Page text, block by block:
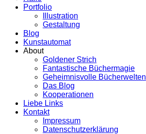
Portfolio
Illustration
Gestaltung
Blog
Kunstautomat
About
Goldener Strich
Fantastische Büchermagie
Geheimnisvolle Bücherwelten
Das Blog
Kooperationen
Liebe Links
Kontakt
Impressum
Datenschutzerklärung